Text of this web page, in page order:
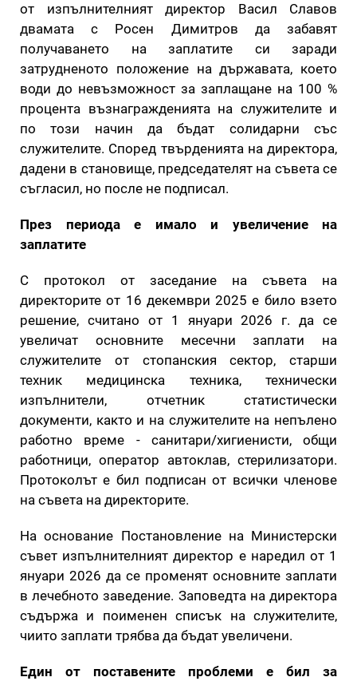
от изпълнителният директор Васил Славов
двамата с Росен Димитров да забавят
получаването на заплатите си заради
затрудненото положение на държавата, което
води до невъзможност за заплащане на 100 %
процента възнагражденията на служителите и
по този начин да бъдат солидарни със
служителите. Според твърденията на директора,
дадени в становище, председателят на съвета се
съгласил, но после не подписал.
През периода е имало и увеличение на
заплатите
С протокол от заседание на съвета на
директорите от 16 декември 2025 е било взето
решение, считано от 1 януари 2026 г. да се
увеличат основните месечни заплати на
служителите от стопанския сектор, старши
техник медицинска техника, технически
изпълнители, отчетник статистически
документи, както и на служителите на непълено
работно време - санитари/хигиенисти, общи
работници, оператор автоклав, стерилизатори.
Протоколът е бил подписан от всички членове
на съвета на директорите.
На основание Постановление на Министерски
съвет изпълнителният директор е наредил от 1
януари 2026 да се променят основните заплати
в лечебното заведение. Заповедта на директора
съдържа и поименен списък на служителите,
чиито заплати трябва да бъдат увеличени.
Един от поставените проблеми е бил за